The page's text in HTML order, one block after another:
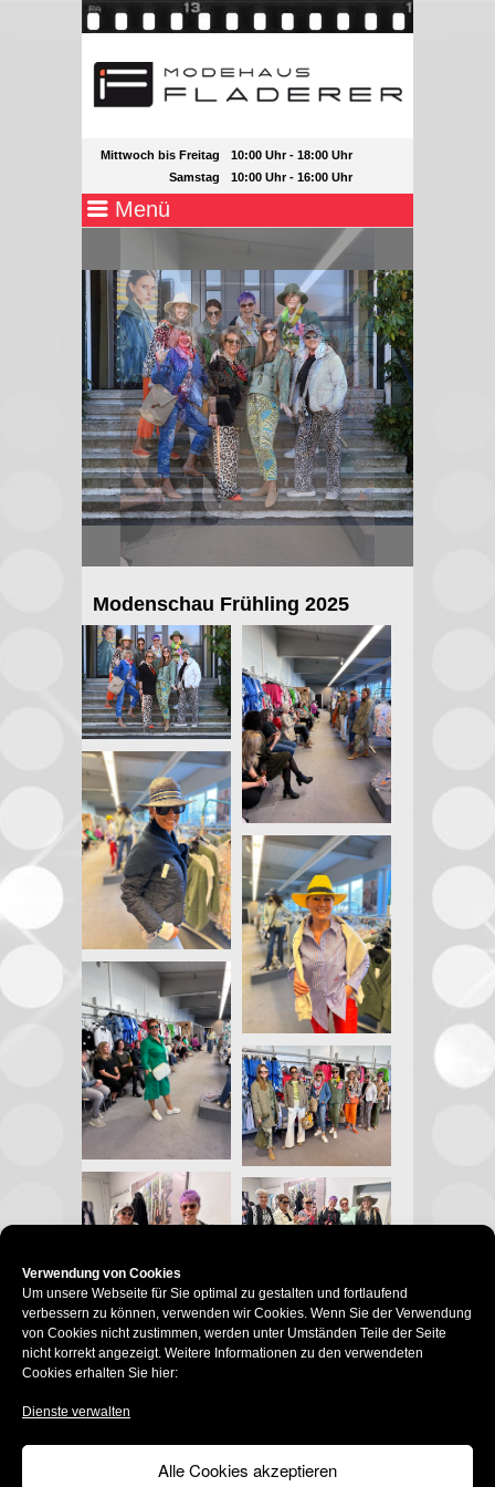
Verwendung von Cookies
Um unsere Webseite für Sie optimal zu gestalten und fortlaufend
verbessern zu können, verwenden wir Cookies. Wenn Sie der Verwendung
von Cookies nicht zustimmen, werden unter Umständen Teile der Seite
nicht korrekt angezeigt. Weitere Informationen zu den verwendeten
Cookies erhalten Sie hier:
Dienste verwalten
Alle Cookies akzeptieren
Mittwoch bis Freitag
10:00 Uhr - 18:00 Uhr
Samstag
10:00 Uhr - 16:00 Uhr
Modenschau Frühling 2025
Modehaus Ingeborg Fladerer
Gedächtnisallee 2 • 92696
Flossenbürg
Tel. 09603 456 • Fax 09603 2960